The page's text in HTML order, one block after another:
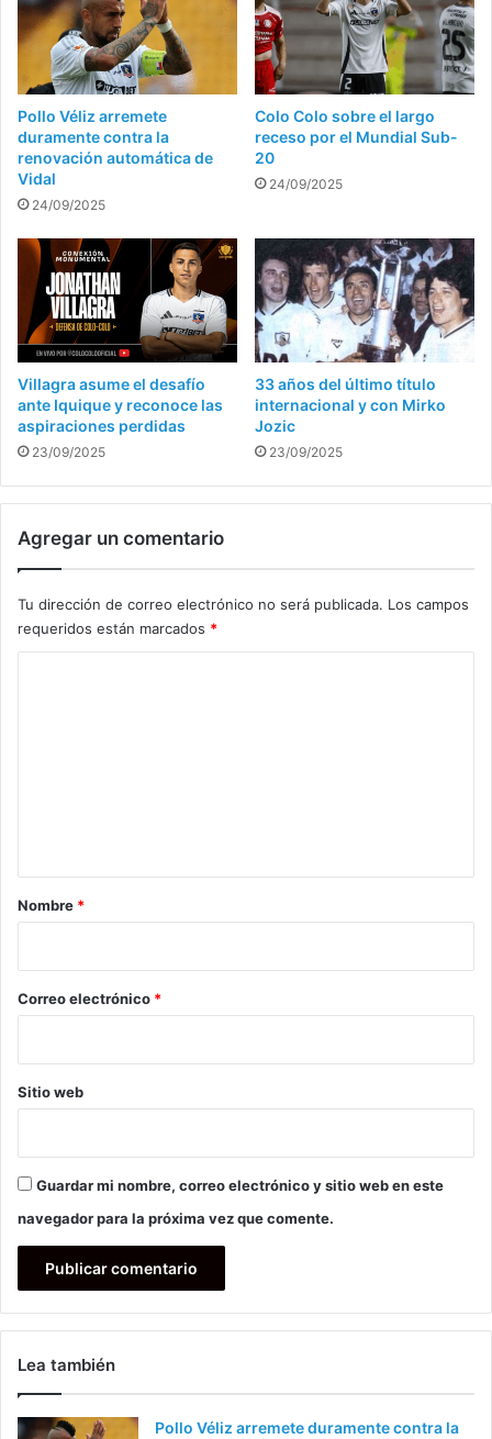
Pollo Véliz arremete
duramente contra la
renovación automática de
Vidal
24/09/2025
Colo Colo sobre el largo
receso por el Mundial Sub-
20
24/09/2025
Villagra asume el desafío
ante Iquique y reconoce las
aspiraciones perdidas
23/09/2025
33 años del último título
internacional y con Mirko
Jozic
23/09/2025
Agregar un comentario
Tu dirección de correo electrónico no será publicada. Los campos
requeridos están marcados *
r
*
Nombre *
Correo electrónico *
Sitio web
Guardar mi nombre, correo electrónico y sitio web en este
navegador para la próxima vez que comente.
Lea también
Pollo Véliz arremete duramente contra la